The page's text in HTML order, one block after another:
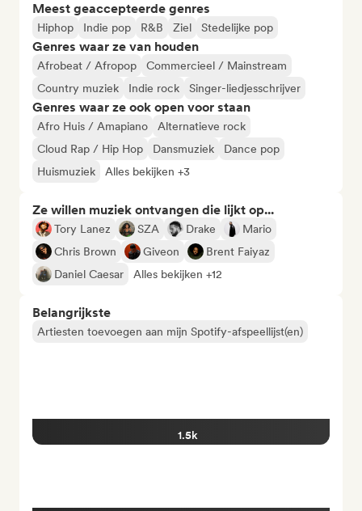
Meest geaccepteerde genres
Hiphop Indie pop R&B Ziel Stedelijke pop
Genres waar ze van houden
Afrobeat / Afropop
Commercieel / Mainstream
Country muziek
Indie rock Singer-liedjesschrijver
Genres waar ze ook open voor staan
Afro Huis / Amapiano
Alternatieve rock
Cloud Rap / Hip Hop
Dansmuziek
Dance pop
Huismuziek
Alles bekijken +3
Ze willen muziek ontvangen die lijkt op...
Tory Lanez SZA Drake
Mario
Chris Brown
Giveon
Brent Faiyaz
Daniel Caesar
Alles bekijken +12
Belangrijkste
Artiesten toevoegen aan mijn Spotify-afspeellijst(en)
1.5k